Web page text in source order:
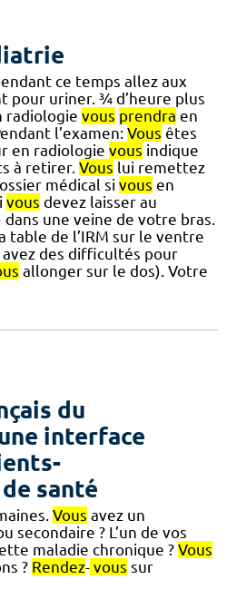
ce temps allez aux
pour uriner. ¾ d’heure plus
radiologie vous prendra en
l’examen: Vous êtes
en radiologie vous indique
à retirer. Vous lui remettez
médical si vous en
vous devez laisser au
une veine de votre bras.
table de l’IRM sur le ventre
avez des difficultés pour
allonger sur le dos). Votre
du
interface
santé
Vous avez un
? L’un de vos
maladie chronique ? Vous
? Rendez- vous sur